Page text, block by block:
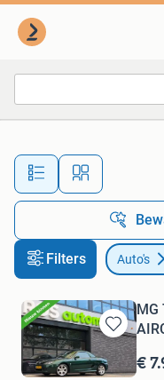
Filters Auto's
Bewaren
in
Mijn
MG
€